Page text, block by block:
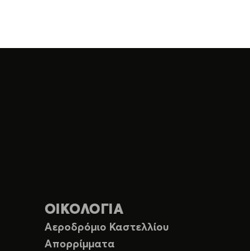
ΟΙΚΟΛΟΓΙΑ
Αεροδρόμιο Καστελλίου
Απορρίμματα